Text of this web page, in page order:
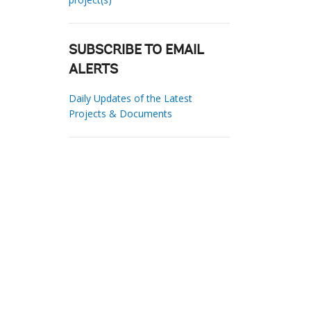
SUBSCRIBE TO EMAIL
ALERTS
Daily Updates of the Latest
Projects & Documents